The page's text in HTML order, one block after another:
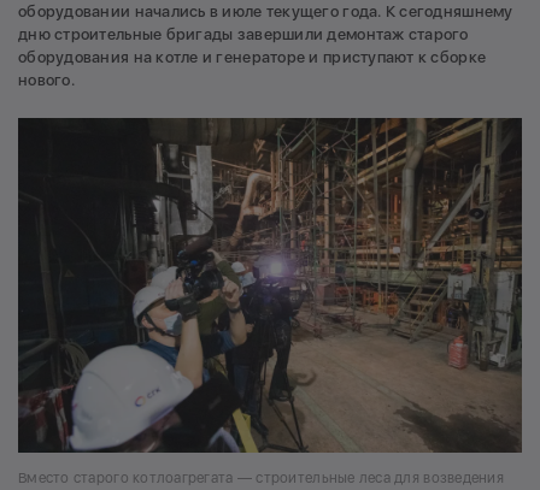
оборудовании начались в июле текущего года. К сегодняшнему
дню строительные бригады завершили демонтаж старого
оборудования на котле и генераторе и приступают к сборке
нового.
Вместо старого котлоагрегата — строительные леса для возведения